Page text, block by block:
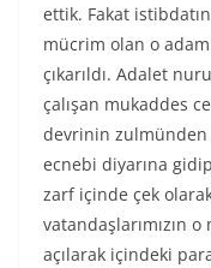
ettik. Fakat
mücrim olan o
çıkarıldı. Adalet
çalışan mukaddes
devrinin zulmünden
ecnebi diyarına
zarf içinde çek
vatandaşlarımızın
açılarak içindeki